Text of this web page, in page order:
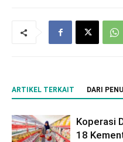
ARTIKEL TERKAIT DARI
Koperasi
18